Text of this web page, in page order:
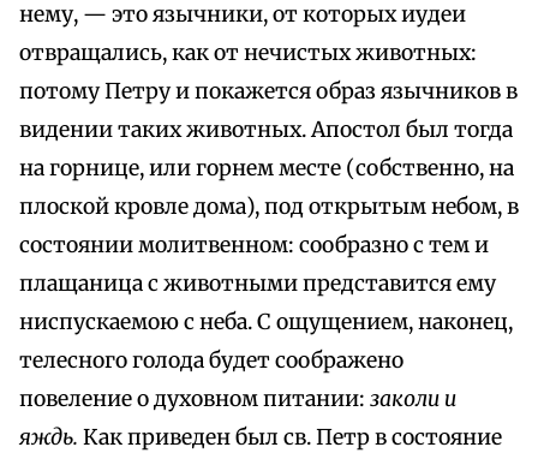
нему, — это язычники, от которых иудеи
отвращались, как от нечистых животных:
потому Петру и покажется образ язычников в
видении таких животных. Апостол был тогда
на горнице, или горнем месте (собственно, на
плоской кровле дома), под открытым небом, в
состоянии молитвенном: сообразно с тем и
плащаница с животными представится ему
ниспускаемою с неба. С ощущением, наконец,
телесного голода будет соображено
повеление о духовном питании: заколи и
яждь. Как приведен был св. Петр в состояние